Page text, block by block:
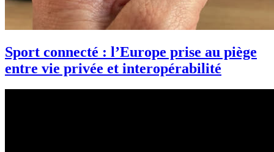
Sport connecté : l’Europe prise au piège
entre vie privée et interopérabilité